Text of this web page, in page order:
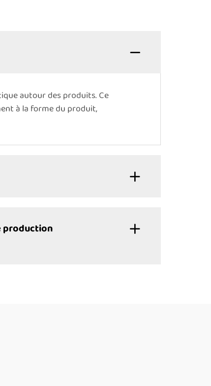
autour des produits. Ce
à la forme du produit,
production